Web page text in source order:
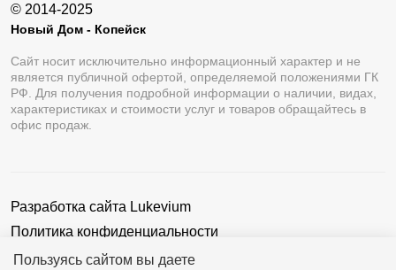
Пользуясь сайтом вы даете
© 2014-2025
Новый Дом - Копейск
Сайт носит исключительно информационный характер и не
является публичной офертой, определяемой положениями ГК
РФ. Для получения подробной информации о наличии, видах,
характеристиках и стоимости услуг и товаров обращайтесь в
офис продаж.
Разработка сайта Lukevium
Политика конфиденциальности
Пользовательское соглашение